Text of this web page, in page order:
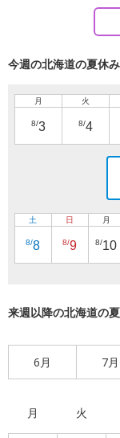
今週の北海道の夏休
月
8/3
火
8/4
土
8/8
日
8/9
月
8/10
来週以降の北海道の
6月 7月
月 火